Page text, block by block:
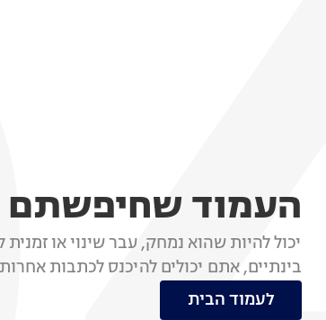
העמוד שחיפשתם
יכול להיות שהוא נמחק, עבר שינוי או זמנית
בינתיים, אתם יכולים להיכנס לכתבות
לעמוד הבית